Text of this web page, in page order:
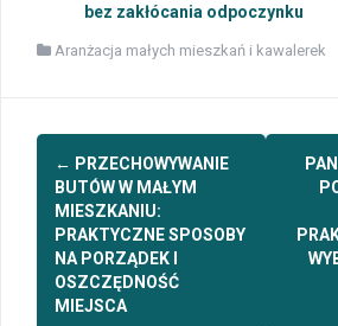
bez zakłócania odpoczynku
Aranżacja małych mieszkań i kawalerek
Post
navigation
← PRZECHOWYWANIE
BUTÓW W MAŁYM
MIESZKANIU:
PRAKTYCZNE SPOSOBY
NA PORZĄDEK I
OSZCZĘDNOŚĆ
MIEJSCA